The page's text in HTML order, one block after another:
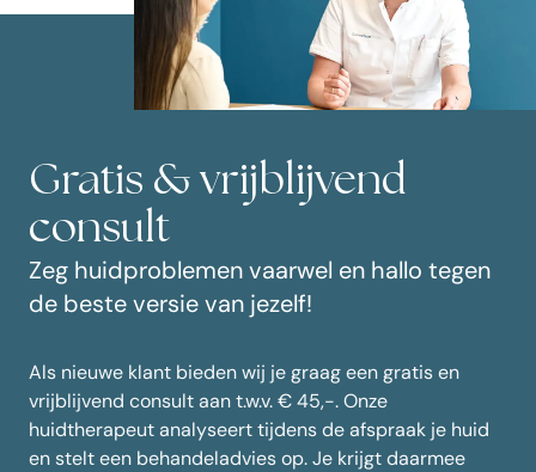
Gratis & vrijblijvend
consult
Zeg huidproblemen vaarwel en hallo tegen
de beste versie van jezelf!
Als nieuwe klant bieden wij je graag een gratis en
vrijblijvend consult aan t.w.v. € 45,-. Onze
huidtherapeut analyseert tijdens de afspraak je huid
en stelt een behandeladvies op. Je krijgt daarmee